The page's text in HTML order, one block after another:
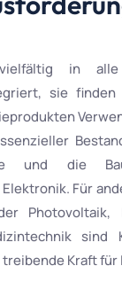
in
sie
und die
Für
Photovoltaik,
sind
Kraft für